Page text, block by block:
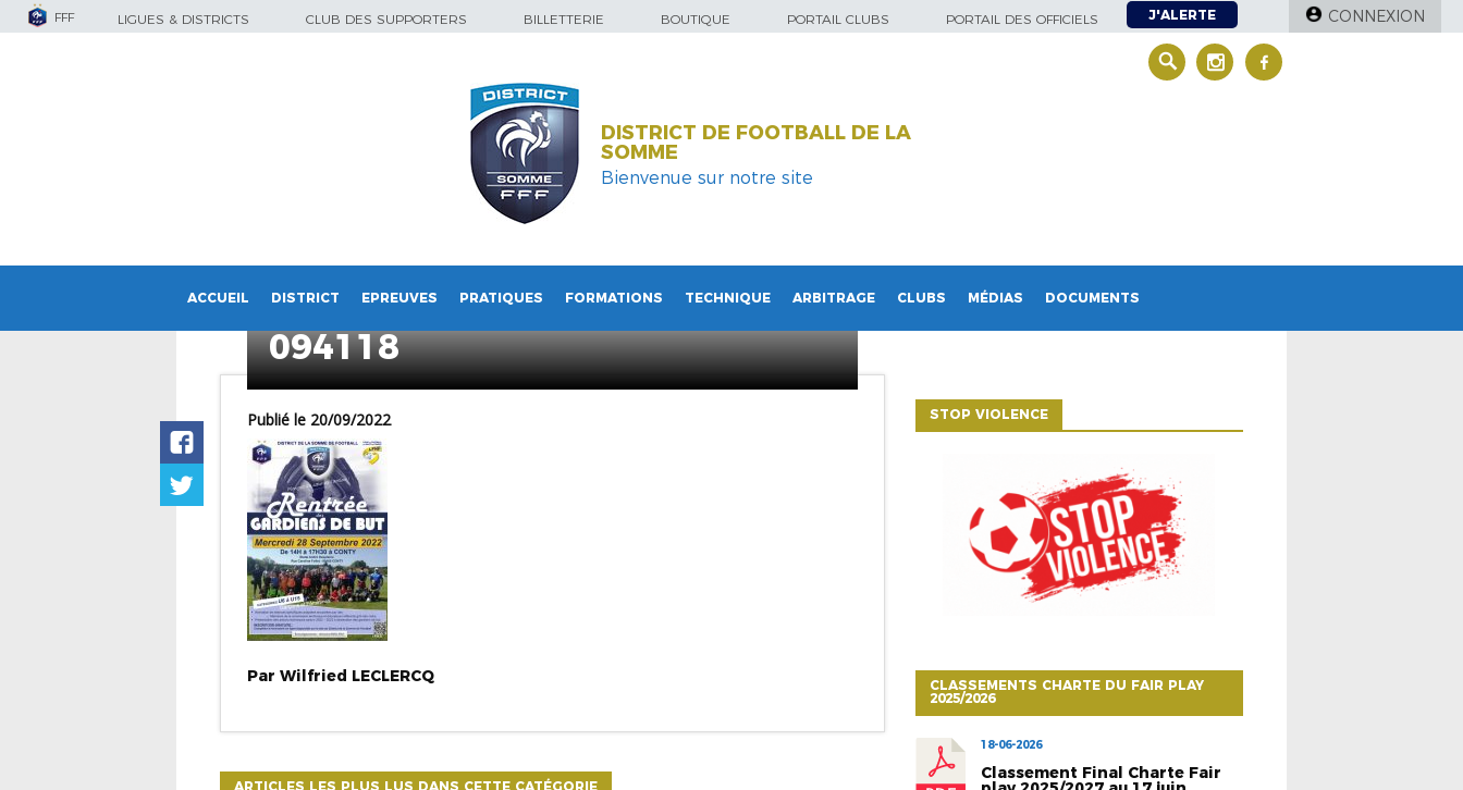
FFF LIGUES & DISTRICTS CLUB DES SUPPORTERS BILLETTERIE BOUTIQUE PORTAIL CLUBS PORTAIL DES OFFICIELS J'ALERTE CONNEXION
DISTRICT DE FOOTBALL DE LA
SOMME
Bienvenue sur notre site
ACCUEIL DISTRICT EPREUVES PRATIQUES FORMATIONS TECHNIQUE ARBITRAGE CLUBS MÉDIAS DOCUMENTS
Capture d’écran 2022-09-20
094118
Publié le 20/09/2022
Par Wilfried LECLERCQ
ARTICLES LES PLUS LUS DANS CETTE CATÉGORIE
STOP VIOLENCE
CLASSEMENTS CHARTE DU FAIR PLAY
2025/2026
18-06-2026
Classement Final Charte Fair